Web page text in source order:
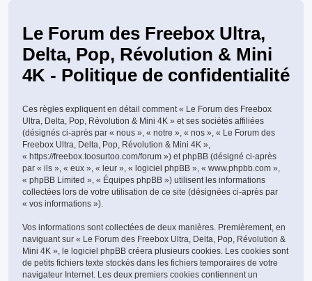
Le Forum des Freebox Ultra,
Delta, Pop, Révolution & Mini
4K - Politique de confidentialité
Ces règles expliquent en détail comment « Le Forum des Freebox
Ultra, Delta, Pop, Révolution & Mini 4K » et ses sociétés affiliées
(désignés ci-après par « nous », « notre », « nos », « Le Forum des
Freebox Ultra, Delta, Pop, Révolution & Mini 4K »,
« https://freebox.toosurtoo.com/forum ») et phpBB (désigné ci-après
par « ils », « eux », « leur », « logiciel phpBB », « www.phpbb.com »,
« phpBB Limited », « Équipes phpBB ») utilisent les informations
collectées lors de votre utilisation de ce site (désignées ci-après par
« vos informations »).
Vos informations sont collectées de deux manières. Premièrement, en
naviguant sur « Le Forum des Freebox Ultra, Delta, Pop, Révolution &
Mini 4K », le logiciel phpBB créera plusieurs cookies. Les cookies sont
de petits fichiers texte stockés dans les fichiers temporaires de votre
navigateur Internet. Les deux premiers cookies contiennent un